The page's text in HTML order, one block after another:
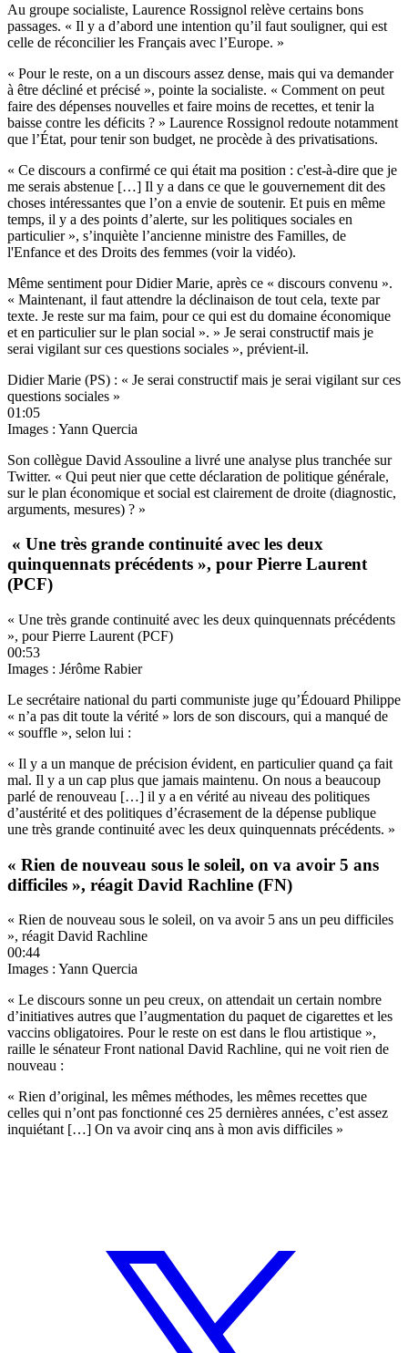
Au groupe socialiste, Laurence Rossignol relève certains bons
passages. « Il y a d’abord une intention qu’il faut souligner, qui est
celle de réconcilier les Français avec l’Europe. »
« Pour le reste, on a un discours assez dense, mais qui va demander
à être décliné et précisé », pointe la socialiste. « Comment on peut
faire des dépenses nouvelles et faire moins de recettes, et tenir la
baisse contre les déficits ? » Laurence Rossignol redoute notamment
que l’État, pour tenir son budget, ne procède à des privatisations.
« Ce discours a confirmé ce qui était ma position : c'est-à-dire que je
me serais abstenue […] Il y a dans ce que le gouvernement dit des
choses intéressantes que l’on a envie de soutenir. Et puis en même
temps, il y a des points d’alerte, sur les politiques sociales en
particulier », s’inquiète l’ancienne ministre des Familles, de
l'Enfance et des Droits des femmes (voir la vidéo).
Même sentiment pour Didier Marie, après ce « discours convenu ».
« Maintenant, il faut attendre la déclinaison de tout cela, texte par
texte. Je reste sur ma faim, pour ce qui est du domaine économique
et en particulier sur le plan social ». » Je serai constructif mais je
serai vigilant sur ces questions sociales », prévient-il.
Didier Marie (PS) : « Je serai constructif mais je serai vigilant sur ces
questions sociales »
01:05
Images : Yann Quercia
Son collègue David Assouline a livré une analyse plus tranchée sur
Twitter. « Qui peut nier que cette déclaration de politique générale,
sur le plan économique et social est clairement de droite (diagnostic,
arguments, mesures) ? »
« Une très grande continuité avec les deux
quinquennats précédents », pour Pierre Laurent
(PCF)
« Une très grande continuité avec les deux quinquennats précédents
», pour Pierre Laurent (PCF)
00:53
Images : Jérôme Rabier
Le secrétaire national du parti communiste juge qu’Édouard Philippe
« n’a pas dit toute la vérité » lors de son discours, qui a manqué de
« souffle », selon lui :
« Il y a un manque de précision évident, en particulier quand ça fait
mal. Il y a un cap plus que jamais maintenu. On nous a beaucoup
parlé de renouveau […] il y a en vérité au niveau des politiques
d’austérité et des politiques d’écrasement de la dépense publique
une très grande continuité avec les deux quinquennats précédents. »
« Rien de nouveau sous le soleil, on va avoir 5 ans
difficiles », réagit David Rachline (FN)
« Rien de nouveau sous le soleil, on va avoir 5 ans un peu difficiles
», réagit David Rachline
00:44
Images : Yann Quercia
« Le discours sonne un peu creux, on attendait un certain nombre
d’initiatives autres que l’augmentation du paquet de cigarettes et les
vaccins obligatoires. Pour le reste on est dans le flou artistique »,
raille le sénateur Front national David Rachline, qui ne voit rien de
nouveau :
« Rien d’original, les mêmes méthodes, les mêmes recettes que
celles qui n’ont pas fonctionné ces 25 dernières années, c’est assez
inquiétant […] On va avoir cinq ans à mon avis difficiles »